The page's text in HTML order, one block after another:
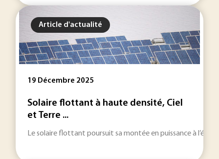
Article d'actualité
19 Décembre 2025
Solaire flottant à haute densité, Ciel
et Terre ...
Le solaire flottant poursuit sa montée en puissance à